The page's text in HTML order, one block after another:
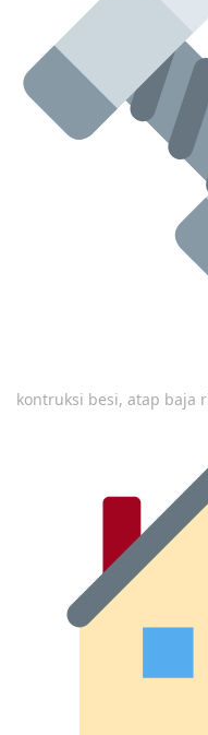
kontruksi besi, atap baja